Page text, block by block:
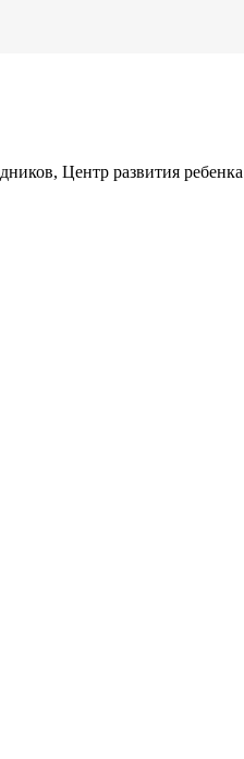
Центр развития ребенка